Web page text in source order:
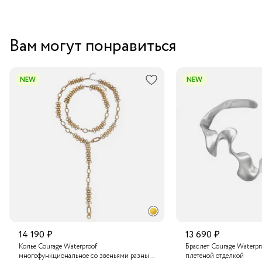
Вам могут понравиться
NEW
14 190 ₽
Колье Courage Waterproof
многофункциональное со звеньями разных
NEW
13 690 ₽
Браслет Courage
плетеной отделкой